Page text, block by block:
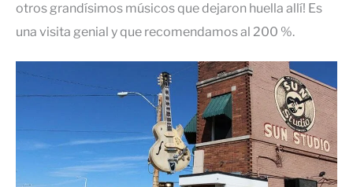
otros grandísimos músicos que dejaron huella allí! Es
una visita genial y que recomendamos al 200 %.